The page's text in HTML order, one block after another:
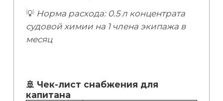
💡 Норма расхода: 0.5 л концентрата
судовой химии на 1 члена экипажа в
месяц
🚢 Чек-лист снабжения для
капитана